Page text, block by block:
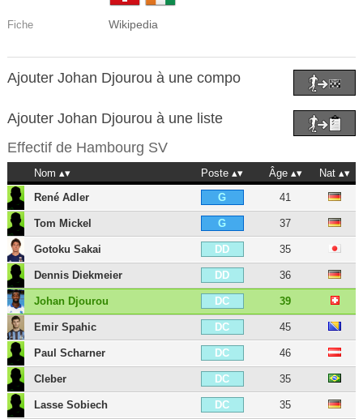
Fiche Wikipedia
Ajouter Johan Djourou à une compo
Ajouter Johan Djourou à une liste
Effectif de Hambourg SV
Nom Poste Âge
Nat
René Adler
G 41
Tom Mickel G 37
Gotoku Sakai DD 35
Dennis Diekmeier DD 36
Johan Djourou DC 39
Emir Spahic DC 45
Paul Scharner DC 46
Cleber DC 35
Lasse Sobiech DC 35